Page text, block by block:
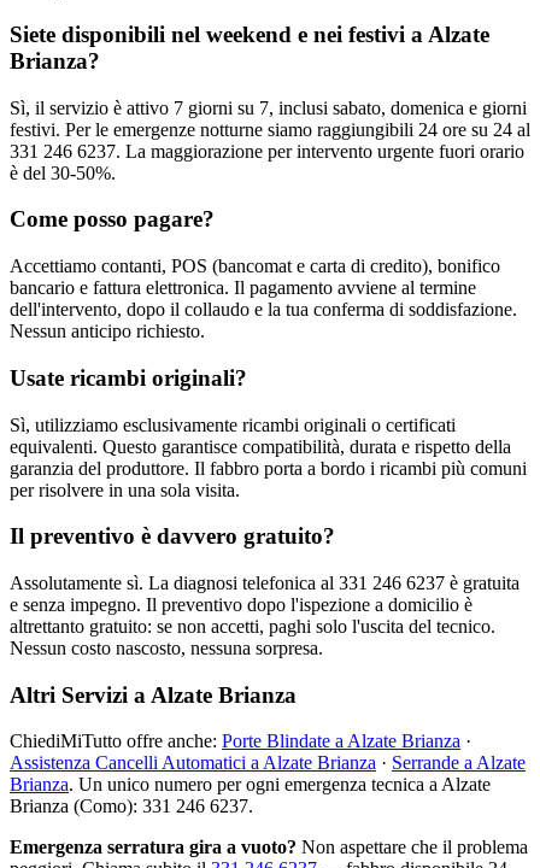
Siete disponibili nel weekend e nei festivi a Alzate
Brianza?
Sì, il servizio è attivo 7 giorni su 7, inclusi sabato, domenica e giorni
festivi. Per le emergenze notturne siamo raggiungibili 24 ore su 24 al
331 246 6237. La maggiorazione per intervento urgente fuori orario
è del 30-50%.
Come posso pagare?
Accettiamo contanti, POS (bancomat e carta di credito), bonifico
bancario e fattura elettronica. Il pagamento avviene al termine
dell'intervento, dopo il collaudo e la tua conferma di soddisfazione.
Nessun anticipo richiesto.
Usate ricambi originali?
Sì, utilizziamo esclusivamente ricambi originali o certificati
equivalenti. Questo garantisce compatibilità, durata e rispetto della
garanzia del produttore. Il fabbro porta a bordo i ricambi più comuni
per risolvere in una sola visita.
Il preventivo è davvero gratuito?
Assolutamente sì. La diagnosi telefonica al 331 246 6237 è gratuita
e senza impegno. Il preventivo dopo l'ispezione a domicilio è
altrettanto gratuito: se non accetti, paghi solo l'uscita del tecnico.
Nessun costo nascosto, nessuna sorpresa.
Altri Servizi a Alzate Brianza
ChiediMiTutto offre anche: Porte Blindate a Alzate Brianza ·
Assistenza Cancelli Automatici a Alzate Brianza · Serrande a Alzate
Brianza. Un unico numero per ogni emergenza tecnica a Alzate
Brianza (Como): 331 246 6237.
Emergenza serratura gira a vuoto? Non aspettare che il problema